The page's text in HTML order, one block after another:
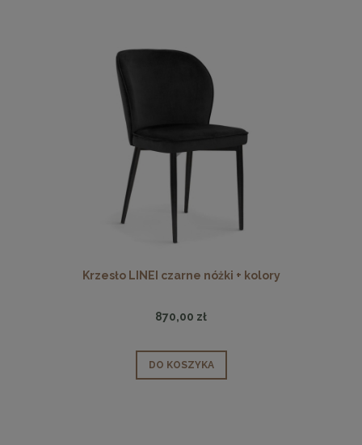
Krzesło LINEI czarne nóżki + kolory
870,00 zł
DO KOSZYKA